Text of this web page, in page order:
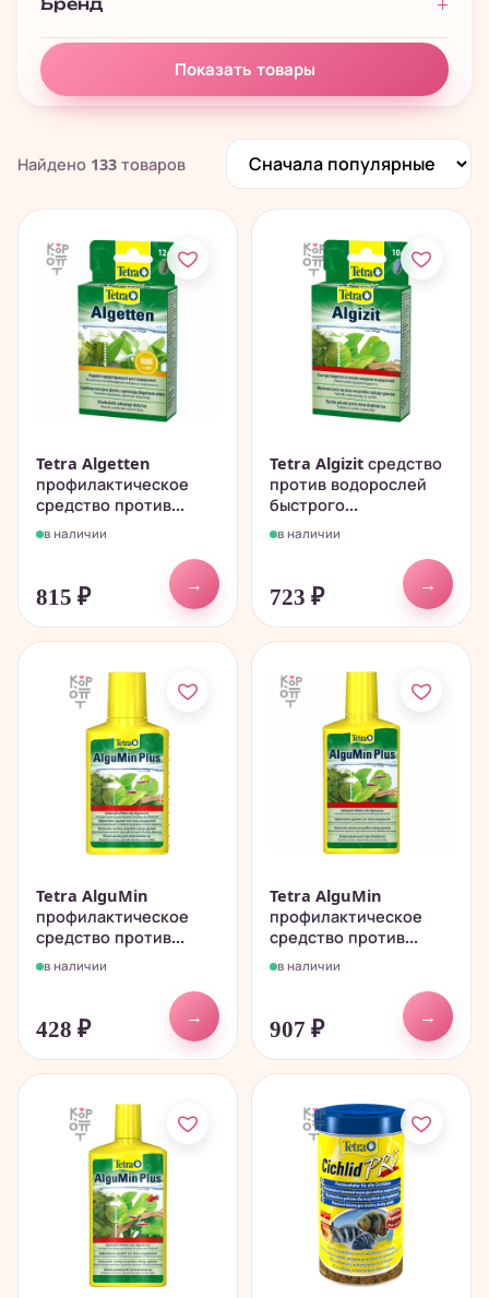
Бренд
Показать товары
Найдено 133 товаров
Tetra Algetten
профилактическое
средство против...
в наличии
815 ₽
→
Tetra Algizit средство
против водорослей
быстрого...
в наличии
723 ₽
→
Tetra AlguMin
профилактическое
средство против...
в наличии
428 ₽
→
Tetra AlguMin
профилактическое
средство против...
в наличии
907 ₽
→